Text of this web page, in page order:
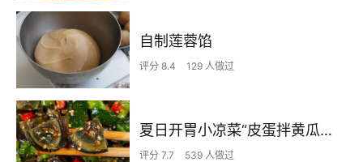
自制莲蓉馅
评分 8.4 129 人做过
夏日开胃小凉菜“皮蛋拌黄瓜🥒”开胃减脂
评分 7.7 539 人做过